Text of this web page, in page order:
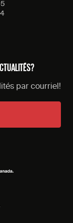
par courriel!